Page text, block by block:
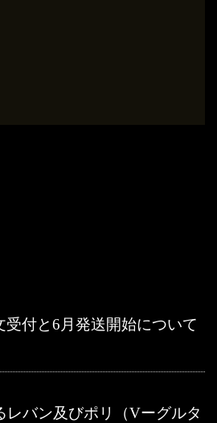
受付と6月発送開始について
レバン及びポリ（Vーグルタ